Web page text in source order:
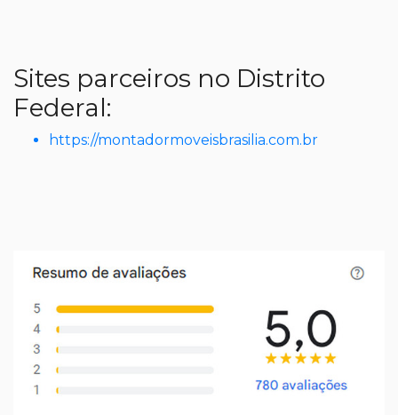
Sites parceiros no Distrito
Federal:
https://montadormoveisbrasilia.com.br